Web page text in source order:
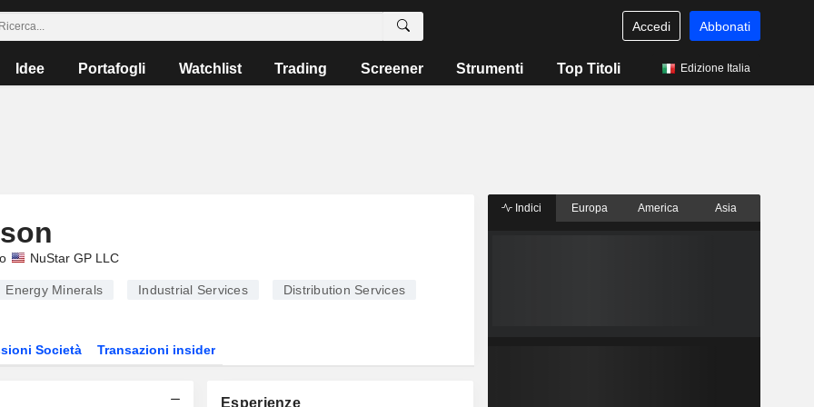
Accedi Abbonati
Idee Portafogli Watchlist Trading Screener Strumenti Top Titoli Edizione Italia
NuStar GP LLC
Energy Minerals Industrial Services Distribution Services
Società Transazioni insider
Esperienze
Indici Europa America Asia